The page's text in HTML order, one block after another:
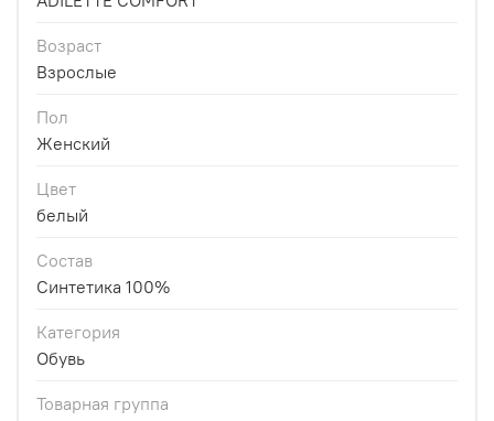
Возраст
Взрослые
Пол
Женский
Цвет
белый
Состав
Синтетика 100%
Категория
Обувь
Товарная группа